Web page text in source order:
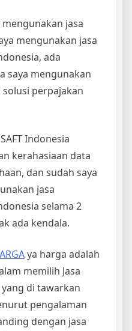
mengunakan jasa
mengunakan jasa
ada
saya mengunakan
solusi perpajakan
Indonesia
kerahasiaan data
dan sudah saya
jasa
selama 2
ada kendala.
ya harga adalah
memilih Jasa
di tawarkan
pengalaman
dengan jasa